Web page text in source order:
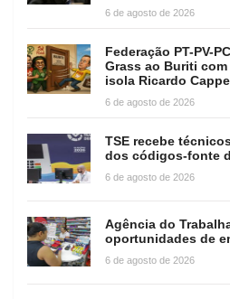
6 de agosto de 2026
Federação PT-PV-
Grass ao Buriti
isola Ricardo
6 de agosto de 2026
TSE recebe
dos códigos-fonte
6 de agosto de 2026
Agência do
oportunidades de
6 de agosto de 2026